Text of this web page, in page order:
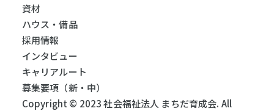
資材
ハウス・備品
採用情報
インタビュー
キャリアルート
募集要項（新・中）
Copyright © 2023 社会福祉法人 まちだ育成会. All